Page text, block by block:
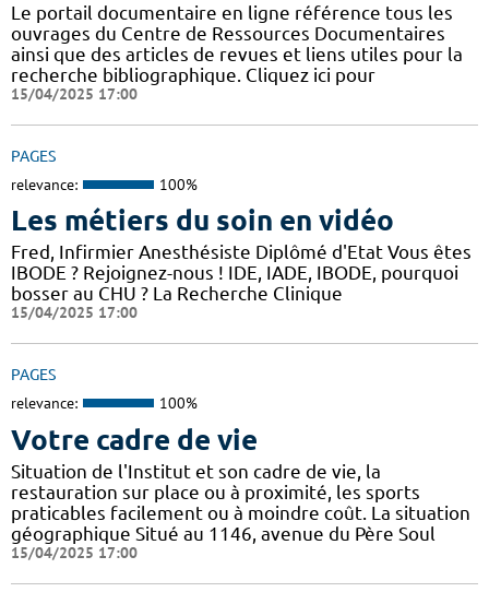
Le portail documentaire en ligne référence tous les
ouvrages du Centre de Ressources Documentaires
ainsi que des articles de revues et liens utiles pour la
recherche bibliographique. Cliquez ici pour
15/04/2025 17:00
PAGES
relevance: 100%
Les métiers du soin en vidéo
Fred, Infirmier Anesthésiste Diplômé d'Etat Vous êtes
IBODE ? Rejoignez-nous ! IDE, IADE, IBODE, pourquoi
bosser au CHU ? La Recherche Clinique
15/04/2025 17:00
PAGES
relevance: 100%
Votre cadre de vie
Situation de l'Institut et son cadre de vie, la
restauration sur place ou à proximité, les sports
praticables facilement ou à moindre coût. La situation
géographique Situé au 1146, avenue du Père Soul
15/04/2025 17:00